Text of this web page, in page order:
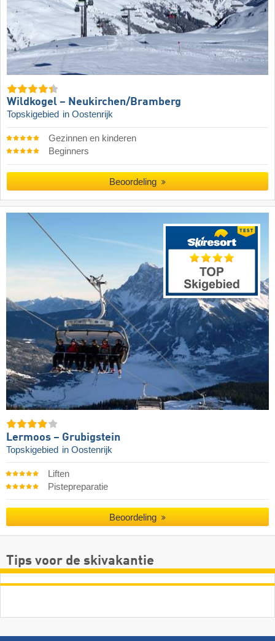
Wildkogel – Neukirchen/​Bramberg
Topskigebied in Oostenrijk
Gezinnen en kinderen
Beginners
Beoordeling
Lermoos – Grubigstein
Topskigebied in Oostenrijk
Liften
Pistepreparatie
Beoordeling
Tips voor de skivakantie